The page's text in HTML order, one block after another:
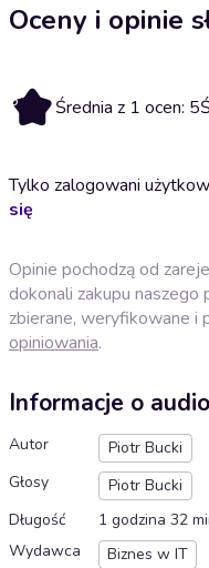
Oceny i opinie
5 Średnia z 1 ocen: 5
Tylko zalogowani
się
Opinie pochodzą od
dokonali zakupu naszego
zbierane, weryfikowane i
opiniowania.
Informacje o
Autor
Piotr Bucki
Głosy
Piotr Bucki
Długość
1 godzina 32
Wydawca
Biznes w IT